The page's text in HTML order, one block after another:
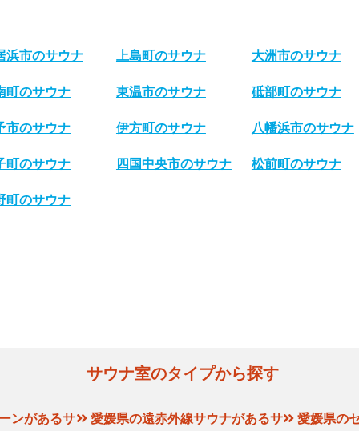
浜市のサウナ 上島町のサウナ 大洲市のサウナ
町のサウナ 東温市のサウナ 砥部町のサウナ
市のサウナ 伊方町のサウナ 八幡浜市のサウナ
町のサウナ 四国中央市のサウナ 松前町のサウナ
町のサウナ
サウナ室のタイプから探す
ンがあるサ
愛媛県の遠赤外線サウナがあるサ
愛媛県の